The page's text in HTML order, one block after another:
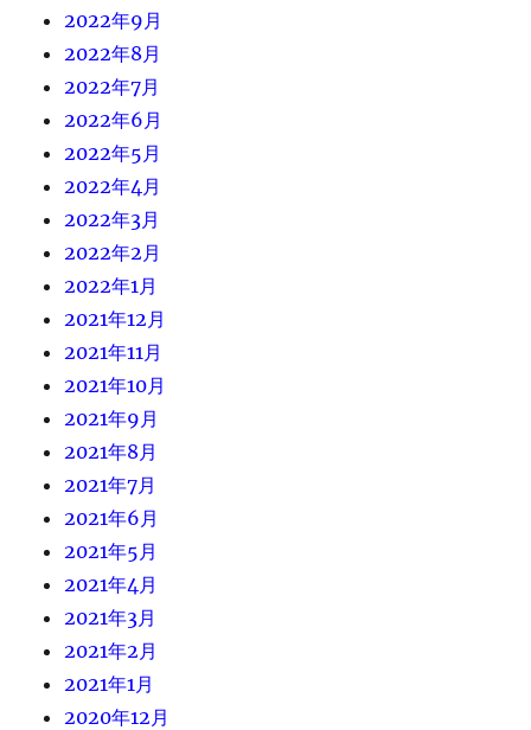
2022年9月
2022年8月
2022年7月
2022年6月
2022年5月
2022年4月
2022年3月
2022年2月
2022年1月
2021年12月
2021年11月
2021年10月
2021年9月
2021年8月
2021年7月
2021年6月
2021年5月
2021年4月
2021年3月
2021年2月
2021年1月
2020年12月